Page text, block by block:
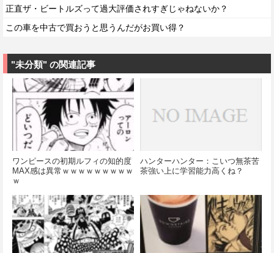
正直ザ・ビートルズって過大評価されすぎじゃねないか？
この車を中古で買おうと思うんだがお買い得？
"未分類" の関連記事
ワンピースの初期ルフィの知的度
MAX感は異常ｗｗｗｗｗｗｗｗｗ
ｗ
ハンターハンター：こいつ無茶苦
茶強い上に学習能力高くね？